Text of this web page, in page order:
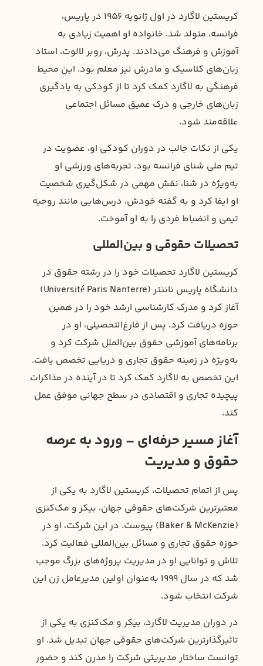
کریستین لاگارد در اول ژانویه ۱۹۵۶ در پاریس،
فرانسه، متولد شد. خانواده او اهمیت زیادی به
آموزش و فرهنگ می‌دادند. پدرش، روبر لالوت، استاد
زبان‌های کلاسیک و مادرش نیز معلم بود. این محیط
فرهنگی به لاگارد کمک کرد تا از کودکی به یادگیری
زبان‌های خارجی و درک عمیق مسائل اجتماعی
علاقه‌مند شود.
یکی از نکات جالب در دوران کودکی او، عضویت در
تیم ملی شنای فرانسه بود. تجربه‌های ورزشی او
به‌ویژه در شنا، نقش مهمی در شکل‌گیری شخصیت
او ایفا کرد و به گفته خودش، درس‌هایی مانند روحیه
تیمی و انضباط فردی را به او آموخت.
تحصیلات حقوقی و بین‌المللی
کریستین لاگارد تحصیلات خود را در رشته حقوق در
دانشگاه پاریس ناننتر (Université Paris Nanterre)
آغاز کرد و مدرک کارشناسی ارشد خود را در همین
حوزه دریافت کرد. پس از فارغ‌التحصیلی، او در
برنامه‌های آموزشی حقوق بین‌الملل شرکت کرد و
به‌ویژه در زمینه حقوق تجاری و دریایی تخصص یافت.
این تخصص به لاگارد کمک کرد تا در آینده در مذاکرات
پیچیده تجاری و اقتصادی در سطح جهانی موفق عمل
کند.
آغاز مسیر حرفه‌ای–ورود به عرصه
حقوق و مدیریت
پس از اتمام تحصیلات، کریستین لاگارد به یکی از
معتبرترین شرکت‌های حقوقی جهان، بیکر و مک‌کنزی
(Baker & McKenzie) پیوست. در این شرکت، او در
حوزه حقوق تجاری و مسائل بین‌المللی فعالیت کرد.
تلاش و توانایی او در مدیریت پروژه‌های بزرگ موجب
شد که در سال ۱۹۹۹ به‌عنوان اولین مدیرعامل زن این
شرکت انتخاب شود.
در دوران مدیریت لاگارد، بیکر و مک‌کنزی به یکی از
تاثیرگذارترین شرکت‌های حقوقی جهان تبدیل شد. او
توانست ساختار مدیریتی شرکت را مدرن کند و حضور